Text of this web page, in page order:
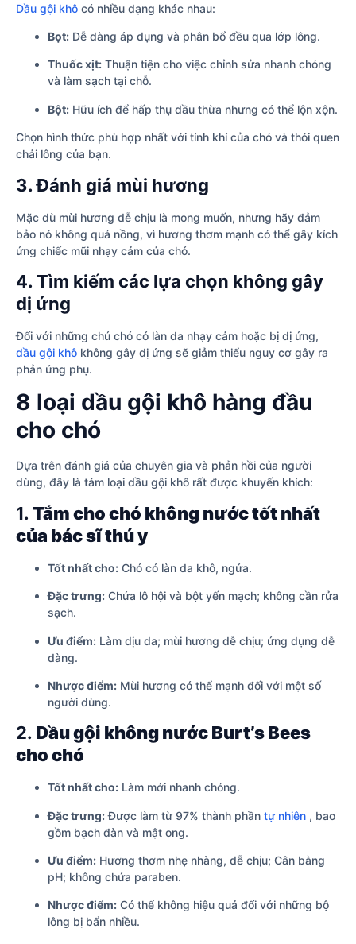
Dầu gội khô có nhiều dạng khác nhau:
Bọt: Dễ dàng áp dụng và phân bổ đều qua lớp lông.
Thuốc xịt: Thuận tiện cho việc chỉnh sửa nhanh chóng
và làm sạch tại chỗ.
Bột: Hữu ích để hấp thụ dầu thừa nhưng có thể lộn xộn.
Chọn hình thức phù hợp nhất với tính khí của chó và thói quen
chải lông của bạn.
3. Đánh giá mùi hương
Mặc dù mùi hương dễ chịu là mong muốn, nhưng hãy đảm
bảo nó không quá nồng, vì hương thơm mạnh có thể gây kích
ứng chiếc mũi nhạy cảm của chó.
4. Tìm kiếm các lựa chọn không gây
dị ứng
Đối với những chú chó có làn da nhạy cảm hoặc bị dị ứng,
dầu gội khô không gây dị ứng sẽ giảm thiểu nguy cơ gây ra
phản ứng phụ.
8 loại dầu gội khô hàng đầu
cho chó
Dựa trên đánh giá của chuyên gia và phản hồi của người
dùng, đây là tám loại dầu gội khô rất được khuyến khích:
1. Tắm cho chó không nước tốt nhất
của bác sĩ thú y
Tốt nhất cho: Chó có làn da khô, ngứa.
Đặc trưng: Chứa lô hội và bột yến mạch; không cần rửa
sạch.
Ưu điểm: Làm dịu da; mùi hương dễ chịu; ứng dụng dễ
dàng.
Nhược điểm: Mùi hương có thể mạnh đối với một số
người dùng.
2. Dầu gội không nước Burt’s Bees
cho chó
Tốt nhất cho: Làm mới nhanh chóng.
Đặc trưng:Được làm từ 97% thành phần tự nhiên , bao
gồm bạch đàn và mật ong.
Ưu điểm: Hương thơm nhẹ nhàng, dễ chịu; Cân bằng
pH; không chứa paraben.
Nhược điểm: Có thể không hiệu quả đối với những bộ
lông bị bẩn nhiều.